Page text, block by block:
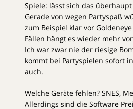
Spiele: lässt sich das überhaupt
Gerade von wegen Partyspaß
zum Beispiel klar vor
Fällen hängt es wieder mehr
Ich war zwar nie der riesige
kommt bei Partyspielen sofort
auch.
Welche Geräte fehlen? SNES,
Allerdings sind die Software